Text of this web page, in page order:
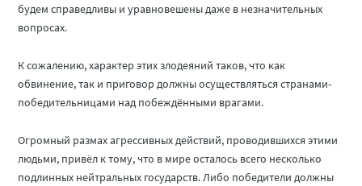
будем справедливы и уравновешены даже в незначительных
вопросах.
К сожалению, характер этих злодеяний таков, что как
обвинение, так и приговор должны осуществляться странами-
победительницами над побеждёнными врагами.
Огромный размах агрессивных действий, проводившихся этими
людьми, привёл к тому, что в мире осталось всего несколько
подлинных нейтральных государств. Либо победители должны